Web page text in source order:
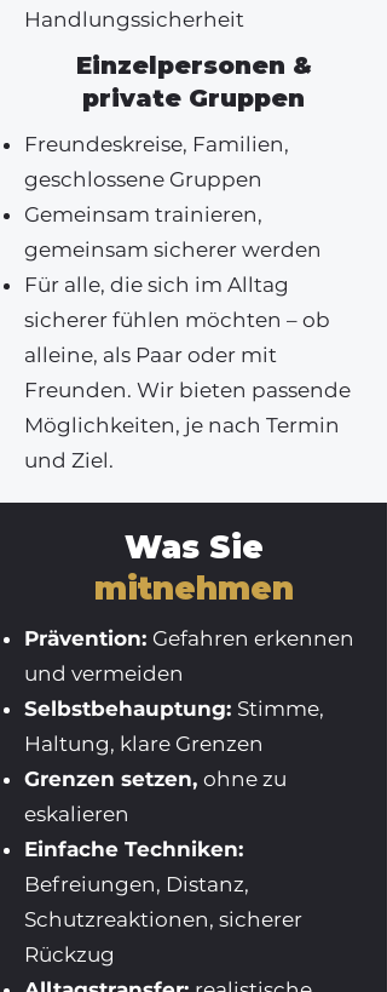
Handlungssicherheit
Einzelpersonen &
private Gruppen
Freundeskreise, Familien,
geschlossene Gruppen
Gemeinsam trainieren,
gemeinsam sicherer werden
Für alle, die sich im Alltag
sicherer fühlen möchten – ob
alleine, als Paar oder mit
Freunden. Wir bieten passende
Möglichkeiten, je nach Termin
und Ziel.
Was Sie
mitnehmen
Prävention: Gefahren erkennen
und vermeiden
Selbstbehauptung: Stimme,
Haltung, klare Grenzen
Grenzen setzen, ohne zu
eskalieren
Einfache Techniken:
Befreiungen, Distanz,
Schutzreaktionen, sicherer
Rückzug